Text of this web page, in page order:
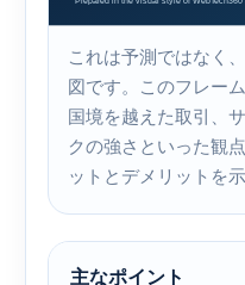
これは予測ではなく
図です。このフレー
国境を越えた取引、
クの強さといった観
ットとデメリットを
主なポイント